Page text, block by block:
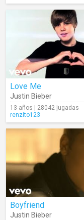
Love Me
Justin Bieber
13 años | 28042 jugadas
renzito123
Boyfriend
Justin Bieber